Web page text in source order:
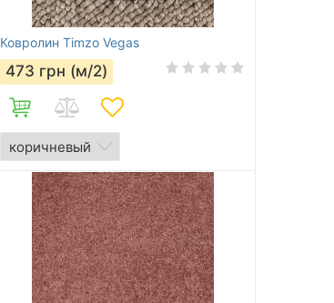
Ковролин Timzo Vegas
473 грн (м/2)